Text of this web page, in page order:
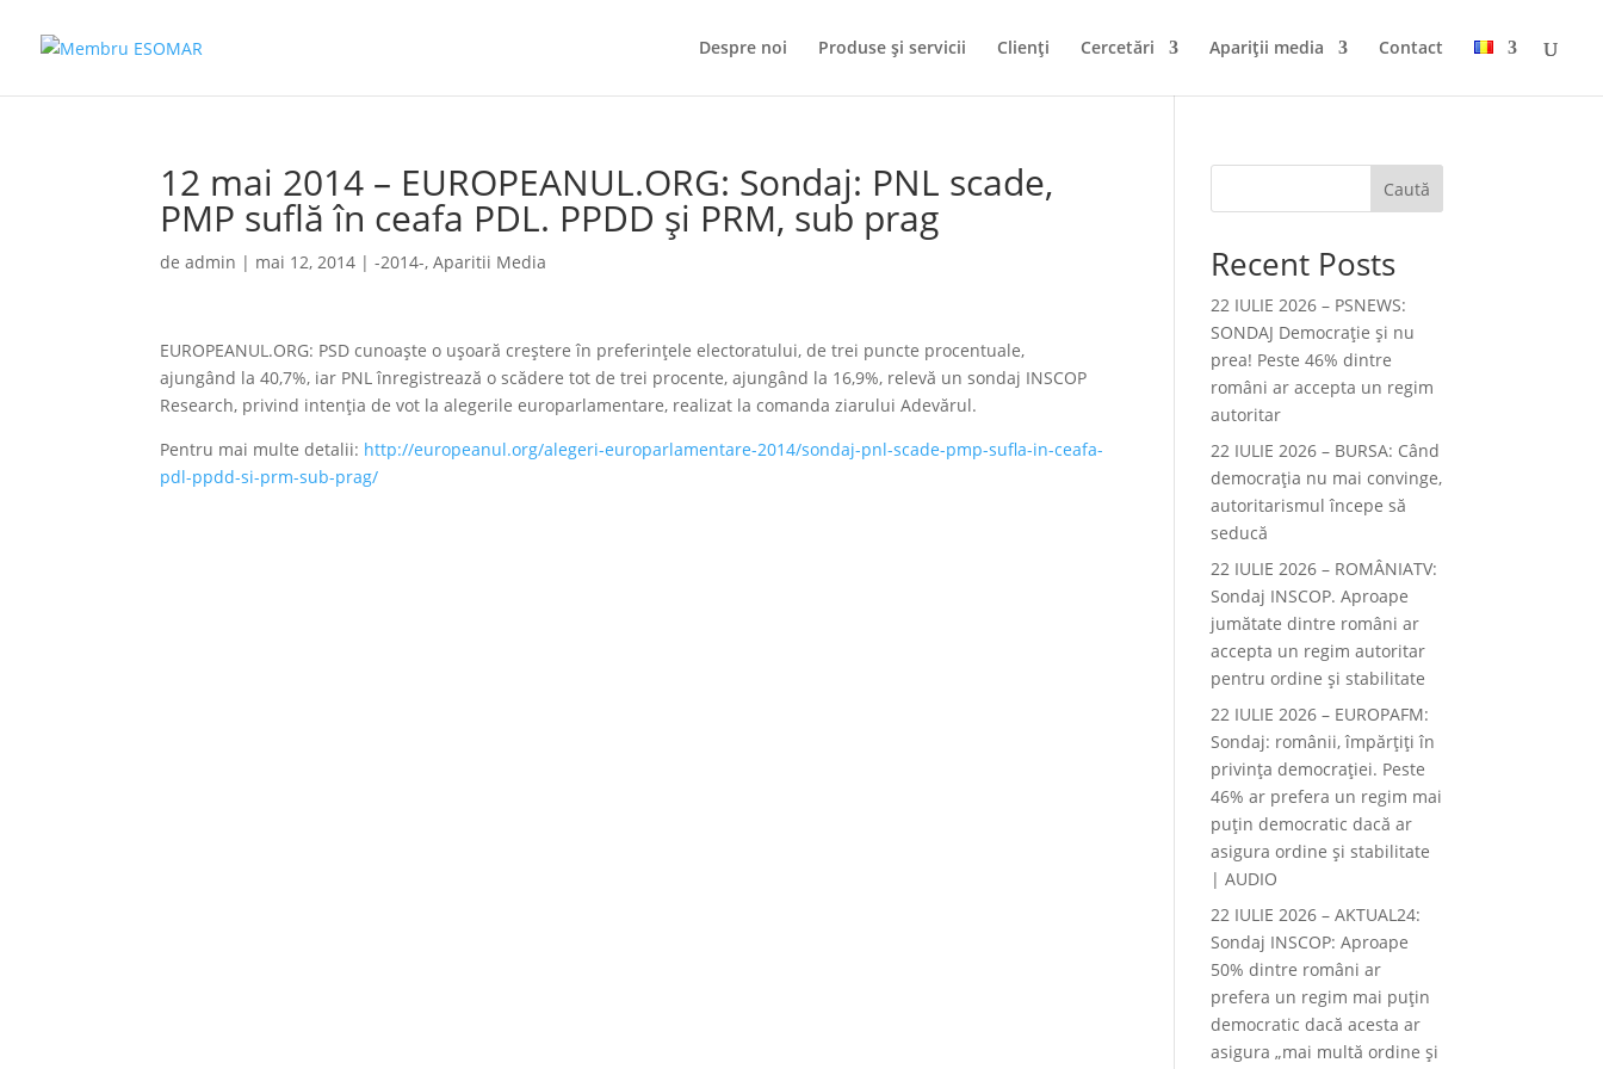
Despre noi Produse și servicii Clienți Cercetări Apariții media Contact
12 mai 2014 – EUROPEANUL.ORG: Sondaj: PNL scade,
PMP suflă în ceafa PDL. PPDD şi PRM, sub prag
deadmin | mai 12, 2014 |-2014-,Aparitii Media
EUROPEANUL.ORG: PSD cunoaşte o uşoară creştere în preferinţele electoratului, de trei puncte procentuale,
ajungând la 40,7%, iar PNL înregistrează o scădere tot de trei procente, ajungând la 16,9%, relevă un sondaj INSCOP
Research, privind intenţia de vot la alegerile europarlamentare, realizat la comanda ziarului Adevărul.
Pentru mai multe detalii: http://europeanul.org/alegeri-europarlamentare-2014/sondaj-pnl-scade-pmp-sufla-in-ceafa-
pdl-ppdd-si-prm-sub-prag/
Caută
Recent Posts
22 IULIE 2026 – PSNEWS:
SONDAJ Democrație și nu
prea! Peste 46% dintre
români ar accepta un regim
autoritar
22 IULIE 2026 – BURSA: Când
democraţia nu mai convinge,
autoritarismul începe să
seducă
22 IULIE 2026 – ROMÂNIATV:
Sondaj INSCOP. Aproape
jumătate dintre români ar
accepta un regim autoritar
pentru ordine și stabilitate
22 IULIE 2026 – EUROPAFM:
Sondaj: românii, împărțiți în
privința democrației. Peste
46% ar prefera un regim mai
puțin democratic dacă ar
asigura ordine și stabilitate
| AUDIO
22 IULIE 2026 – AKTUAL24:
Sondaj INSCOP: Aproape
50% dintre români ar
prefera un regim mai puțin
democratic dacă acesta ar
asigura „mai multă ordine și